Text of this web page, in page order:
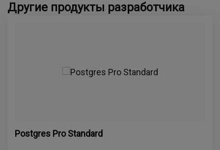
Другие продукты разработчика
Postgres Pro Standard